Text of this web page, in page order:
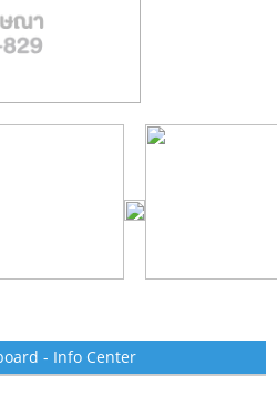
- Info Center